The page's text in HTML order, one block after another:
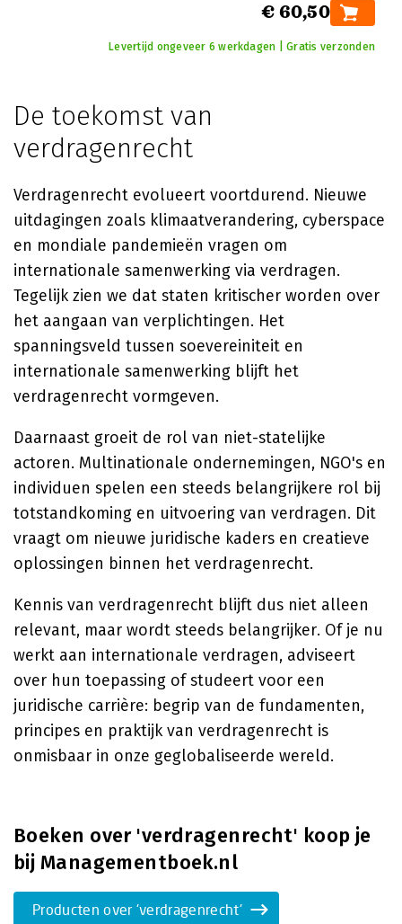
€ 60,50
Levertijd ongeveer 6 werkdagen | Gratis verzonden
De toekomst van
verdragenrecht
Verdragenrecht evolueert voortdurend. Nieuwe
uitdagingen zoals klimaatverandering, cyberspace
en mondiale pandemieën vragen om
internationale samenwerking via verdragen.
Tegelijk zien we dat staten kritischer worden over
het aangaan van verplichtingen. Het
spanningsveld tussen soevereiniteit en
internationale samenwerking blijft het
verdragenrecht vormgeven.
Daarnaast groeit de rol van niet-statelijke
actoren. Multinationale ondernemingen, NGO's en
individuen spelen een steeds belangrijkere rol bij
totstandkoming en uitvoering van verdragen. Dit
vraagt om nieuwe juridische kaders en creatieve
oplossingen binnen het verdragenrecht.
Kennis van verdragenrecht blijft dus niet alleen
relevant, maar wordt steeds belangrijker. Of je nu
werkt aan internationale verdragen, adviseert
over hun toepassing of studeert voor een
juridische carrière: begrip van de fundamenten,
principes en praktijk van verdragenrecht is
onmisbaar in onze geglobaliseerde wereld.
Boeken over 'verdragenrecht' koop je
bij Managementboek.nl
Producten over 'verdragenrecht'